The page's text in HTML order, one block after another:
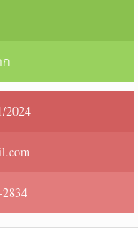
ก
2024